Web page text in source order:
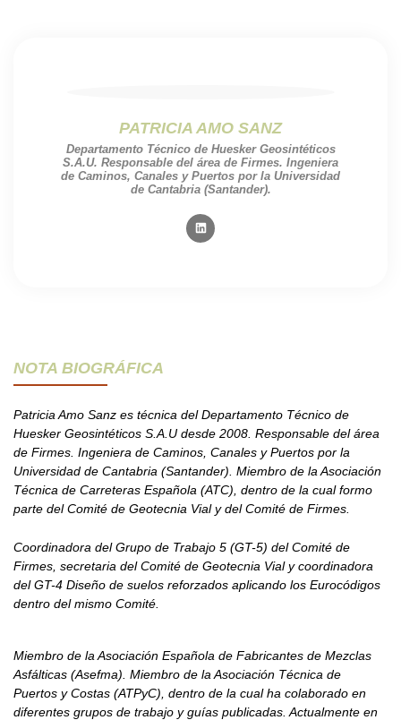
PATRICIA AMO SANZ
Departamento Técnico de Huesker Geosintéticos
S.A.U. Responsable del área de Firmes. Ingeniera
de Caminos, Canales y Puertos por la Universidad
de Cantabria (Santander).
NOTA BIOGRÁFICA
Patricia Amo Sanz es técnica del Departamento Técnico de
Huesker Geosintéticos S.A.U desde 2008. Responsable del área
de Firmes. Ingeniera de Caminos, Canales y Puertos por la
Universidad de Cantabria (Santander). Miembro de la Asociación
Técnica de Carreteras Española (ATC), dentro de la cual formo
parte del Comité de Geotecnia Vial y del Comité de Firmes.
Coordinadora del Grupo de Trabajo 5 (GT-5) del Comité de
Firmes, secretaria del Comité de Geotecnia Vial y coordinadora
del GT-4 Diseño de suelos reforzados aplicando los Eurocódigos
dentro del mismo Comité.
Miembro de la Asociación Española de Fabricantes de Mezclas
Asfálticas (Asefma). Miembro de la Asociación Técnica de
Puertos y Costas (ATPyC), dentro de la cual ha colaborado en
diferentes grupos de trabajo y guías publicadas. Actualmente en